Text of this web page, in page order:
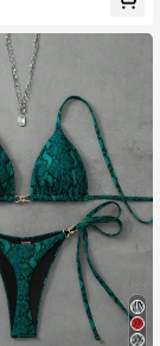
プ、ビーズ、バック
シー、インフルエン
ビーチ、バケーショ
イメント、シーサイ